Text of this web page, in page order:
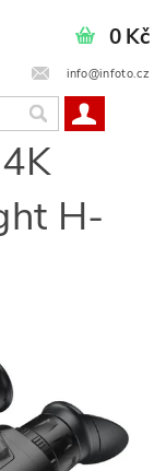
info@infoto.cz
0 Kč
H-